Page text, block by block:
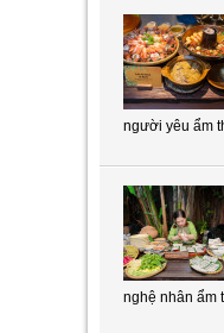
người yêu ẩm
nghệ nhân ẩm